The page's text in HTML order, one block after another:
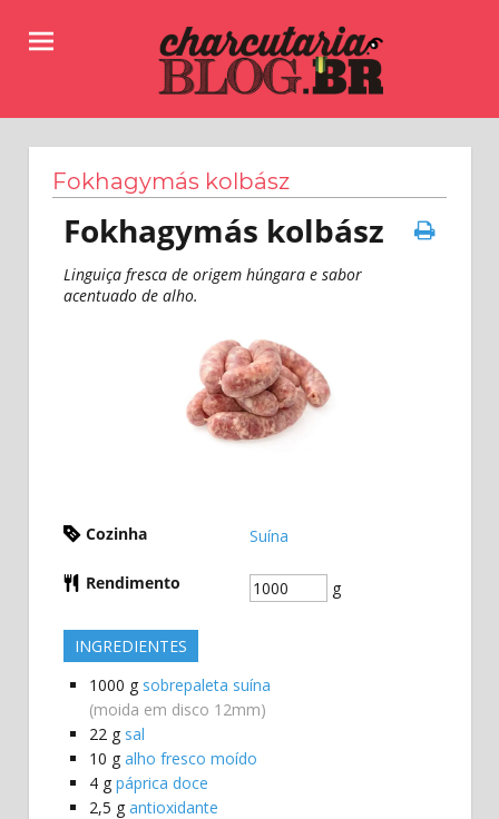
informações
como
linguiças,
salames,
Fokhagymás kolbász
Fokhagymás kolbász
Linguiça fresca de origem húngara e sabor
acentuado de alho.
Cozinha Suína
Rendimento g
INGREDIENTES
1000 g sobrepaleta suína
(moida em disco 12mm)
22 g sal
10 g alho fresco moído
4 g páprica doce
2,5 g antioxidante